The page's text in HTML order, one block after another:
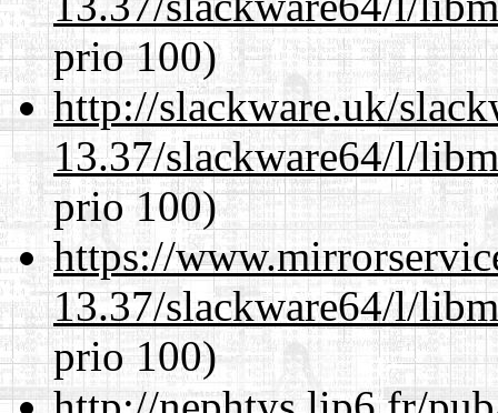
prio 100)
http://slackware.uk/
13.37/slackware64/l/
prio 100)
https://
13.37/slackware64/l/
prio 100)